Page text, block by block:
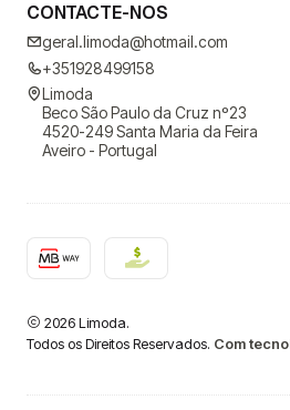
CONTACTE-NOS
geral.limoda@hotmail.com
+351928499158
Limoda
Beco São Paulo da Cruz nº23
4520-249 Santa Maria da Feira
Aveiro - Portugal
2026 Limoda.
Todos os Direitos Reservados. Com